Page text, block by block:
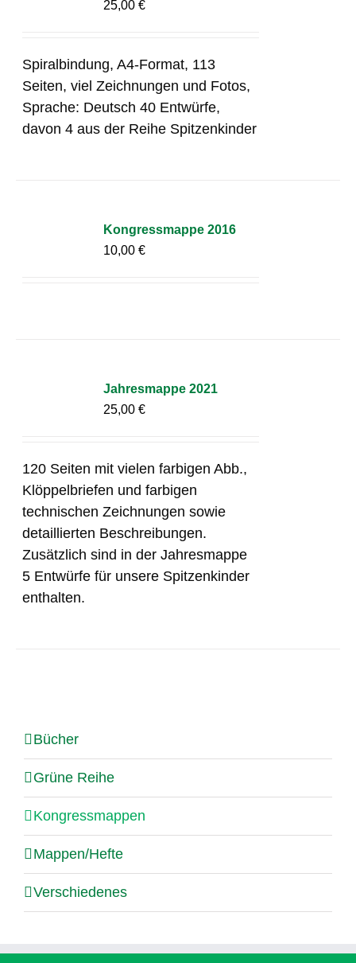
25,00€
Spiralbindung, A4-Format, 113
Seiten, viel Zeichnungen und Fotos,
Sprache: Deutsch 40 Entwürfe,
davon 4 aus der Reihe Spitzenkinder
Kongressmappe 2016
10,00€
Jahresmappe 2021
25,00€
120 Seiten mit vielen farbigen Abb.,
Klöppelbriefen und farbigen
technischen Zeichnungen sowie
detaillierten Beschreibungen.
Zusätzlich sind in der Jahresmappe
5 Entwürfe für unsere Spitzenkinder
enthalten.
Bücher
Grüne Reihe
Kongressmappen
Mappen/Hefte
Verschiedenes